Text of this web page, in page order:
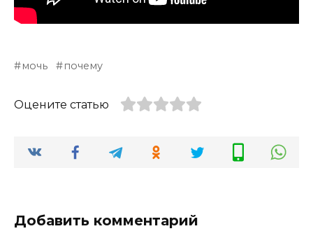
мочь почему
Оцените статью
Добавить комментарий